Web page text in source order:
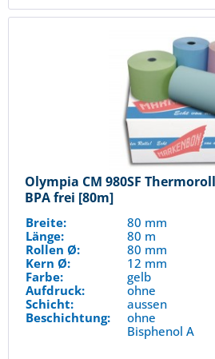
Olympia CM 980SF
BPA frei [80m]
Breite:
80 mm
Länge:
80 m
Rollen Ø:
80 mm
Kern Ø:
12 mm
Farbe:
gelb
Aufdruck:
ohne
Schicht:
aussen
Beschichtung:
ohne
Bisphenol A